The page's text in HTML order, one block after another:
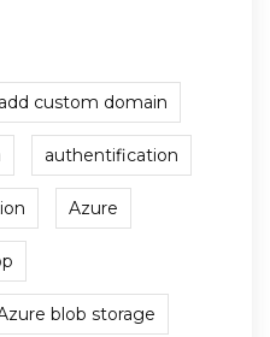
add custom domain
authentification
Azure
blob storage